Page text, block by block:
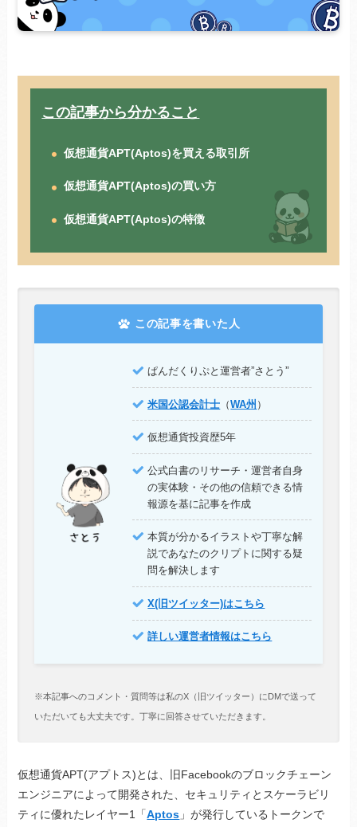
この記事から分かること
仮想通貨APT(Aptos)を買える取引所
仮想通貨APT(Aptos)の買い方
仮想通貨APT(Aptos)の特徴
この記事を書いた人
ぱんだくりぷと運営者”さとう”
米国公認会計士 （WA州 ）
仮想通貨投資歴5年
公式白書のリサーチ・運営者自身
の実体験・その他の信頼できる情
報源を基に記事を作成
本質が分かるイラストや丁寧な解
説であなたのクリプトに関する疑
問を解決します
X(旧ツイッター)はこちら
詳しい運営者情報はこちら
※本記事へのコメント・質問等は私のX（旧ツイッター）にDMで送って
いただいても大丈夫です。丁寧に回答させていただきます。
仮想通貨APT(アプトス)とは、旧Facebookのブロックチェーン
エンジニアによって開発された、セキュリティとスケーラビリ
ティに優れたレイヤー1「Aptos 」が発行しているトークンで